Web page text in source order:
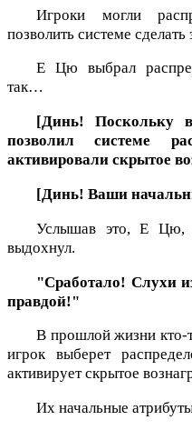
Игроки могли
позволить системе сделать
Е Цю выбрал
так…
[Динь! Поскольку
позволил системе
активировали скрытое
[Динь! Ваши
Услышав это, Е Цю,
выдохнул.
"Сработало! Слухи
правдой!"
В прошлой жизни кто-
игрок выберет
активирует скрытое
Их начальные